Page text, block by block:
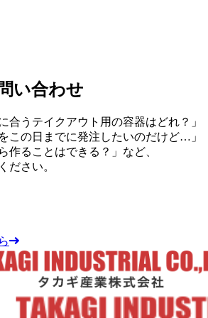
い合わせ
合うテイクアウト用の容器はどれ？」
この日までに発注したいのだけど…」
作ることはできる？」など、
ださい。